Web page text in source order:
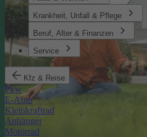
Krankheit, Unfall & Pflege
Beruf, Alter & Finanzen
Service
Kfz & Reise
Pkw
E-Auto
Kleinkraftrad
Anhänger
Motorrad